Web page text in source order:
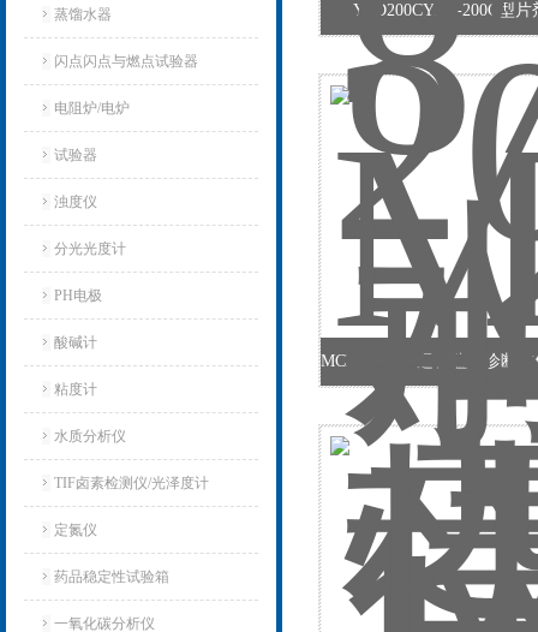
蒸馏水器
闪点闪点与燃点试验器
电阻炉/电炉
试验器
浊度仪
分光光度计
PH电极
酸碱计
粘度计
水质分析仪
TIF卤素检测仪/光泽度计
定氮仪
药品稳定性试验箱
一氧化碳分析仪
YPD200CYPD-200C型